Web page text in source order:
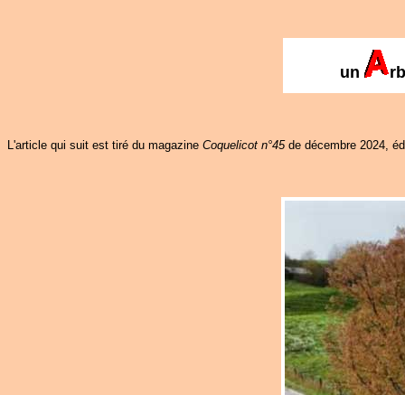
un
L'article qui suit est tiré du magazine Coquelicot n°45de décembre 2024,